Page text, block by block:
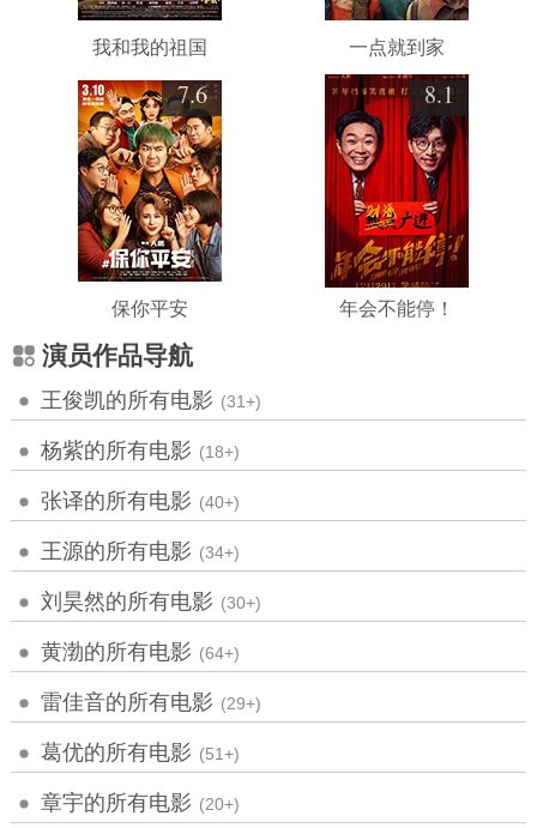
我和我的祖国 一点就到家
7.6
保你平安
8.1
年会不能停！
演员作品导航
王俊凯的所有电影 (31+)
杨紫的所有电影 (18+)
张译的所有电影 (40+)
王源的所有电影 (34+)
刘昊然的所有电影 (30+)
黄渤的所有电影 (64+)
雷佳音的所有电影 (29+)
葛优的所有电影 (51+)
章宇的所有电影 (20+)